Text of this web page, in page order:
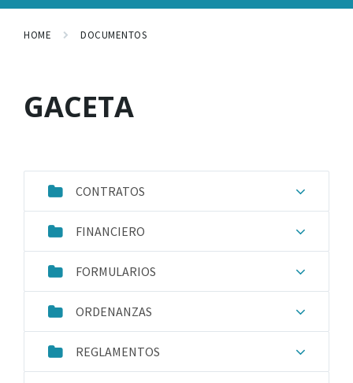
HOME DOCUMENTOS
GACETA
CONTRATOS
FINANCIERO
FORMULARIOS
ORDENANZAS
REGLAMENTOS